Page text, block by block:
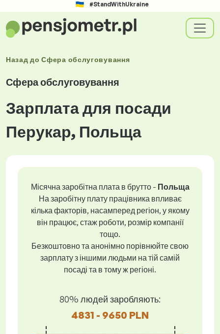
#StandWithUkraine
Назад доСфера обслуговування
Сфера обслуговування
Зарплата для посади
Перукар, Польща
Місячна заробітна плата в брутто - Польща
На заробітну плату працівника впливає
кілька факторів, насамперед регіон, у якому
він працює, стаж роботи, розмір компанії
тощо.
Безкоштовно та анонімно порівнюйте свою
зарплату з іншими людьми на тій самій
посаді та в тому ж регіоні.
80% людей заробляють:
4831 - 9650 PLN